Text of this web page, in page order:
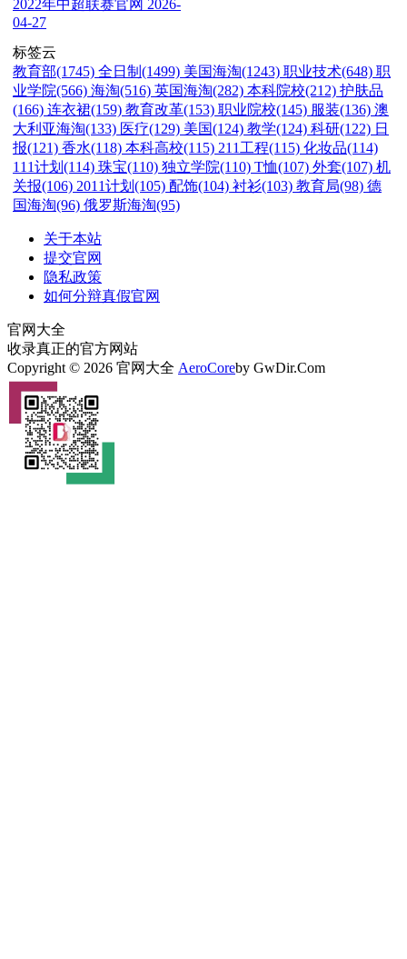
2022年中超联赛官网 2026-
04-27
标签云
教育部(1745) 全日制(1499) 美国海淘(1243) 职业技术(648) 职
业学院(566) 海淘(516) 英国海淘(282) 本科院校(212) 护肤品
(166) 连衣裙(159) 教育改革(153) 职业院校(145) 服装(136) 澳
大利亚海淘(133) 医疗(129) 美国(124) 教学(124) 科研(122) 日
报(121) 香水(118) 本科高校(115) 211工程(115) 化妆品(114)
111计划(114) 珠宝(110) 独立学院(110) T恤(107) 外套(107) 机
关报(106) 2011计划(105) 配饰(104) 衬衫(103) 教育局(98) 德
国海淘(96) 俄罗斯海淘(95)
关于本站
提交官网
隐私政策
如何分辩真假官网
官网大全
收录真正的官方网站
Copyright © 2026 官网大全 AeroCoreby GwDir.Com